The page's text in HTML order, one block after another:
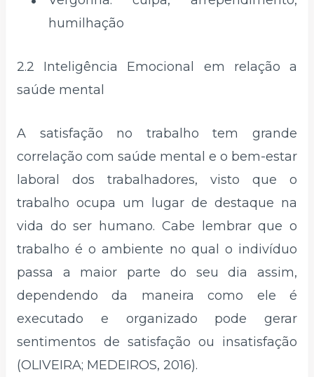
humilhação
2.2 Inteligência Emocional em relação a
saúde mental
A satisfação no trabalho tem grande
correlação com saúde mental e o bem-estar
laboral dos trabalhadores, visto que o
trabalho ocupa um lugar de destaque na
vida do ser humano. Cabe lembrar que o
trabalho é o ambiente no qual o indivíduo
passa a maior parte do seu dia assim,
dependendo da maneira como ele é
executado e organizado pode gerar
sentimentos de satisfação ou insatisfação
(OLIVEIRA; MEDEIROS, 2016).